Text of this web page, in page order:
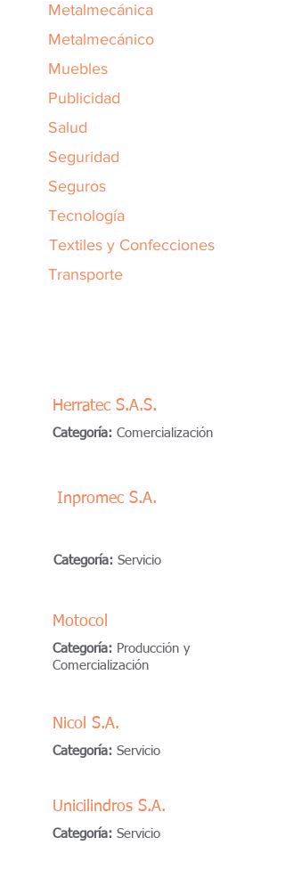
Metalmecánica
Metalmecánico
Muebles
Publicidad
Salud
Seguridad
Seguros
Tecnología
Textiles y Confecciones
Transporte
Herratec S.A.S.
Categoría: Comercialización
Inpromec S.A.
Categoría: Servicio
Motocol
Categoría: Producción y
Comercialización
Nicol S.A.
Categoría: Servicio
Unicilindros S.A.
Categoría: Servicio